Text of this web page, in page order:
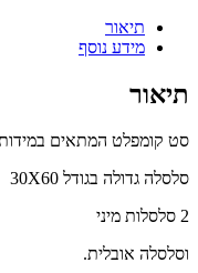
תיאור
מידע נוסף
תיאור
סט קומפלט המתאים
סלסלה גדולה בגודל 30X60
2 סלסלות מיני
וסלסלה אובלית.